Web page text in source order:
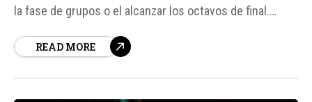
la fase de grupos o el alcanzar los octavos de final.
nacional impulsado por la Japan Football Association
READ MORE